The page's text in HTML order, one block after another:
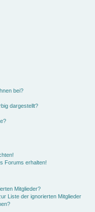
bei?
dargestellt?
Forums erhalten!
Mitglieder?
Liste der ignorierten Mitglieder